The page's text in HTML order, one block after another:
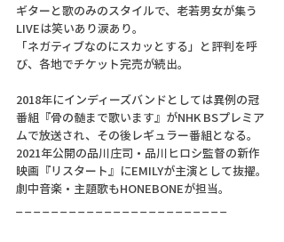
ギターと歌のみのスタイルで、老若男女が集う
LIVEは笑いあり涙あり。
「ネガティブなのにスカッとする」と評判を呼
び、各地でチケット完売が続出。
2018年にインディーズバンドとしては異例の冠
番組『骨の髄まで歌います』がNHK BSプレミア
ムで放送され、その後レギュラー番組となる。
2021年公開の品川庄司・品川ヒロシ監督の新作
映画『リスタート』にEMILYが主演として抜擢。
​劇中音楽・主題歌もHONEBONEが担当。